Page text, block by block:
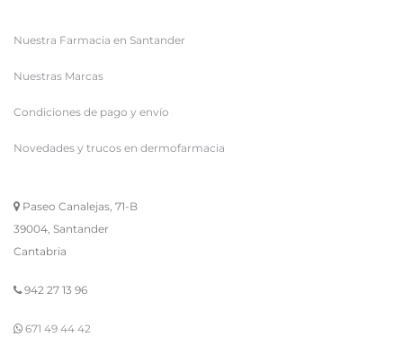
Nuestra Farmacia en Santander
Nuestras Marcas
Condiciones de pago y envío
Novedades y trucos en dermofarmacia
Paseo Canalejas, 71-B
39004, Santander
Cantabria
942 27 13 96
671 49 44 42